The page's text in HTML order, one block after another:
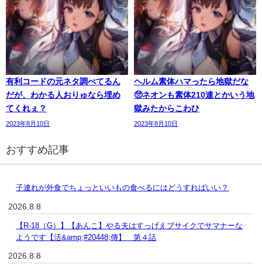
有利コードの元ネタ調べてるん
だが、わかる人おりゅなら埋め
てくれぇ？
2023年8月10日
ヘルム素体ハマったら地獄だな
🥺ネオンも素体210連とかいう地
獄みたからこわひ
2023年8月10日
おすすめ記事
子連れが外食でちょっといいもの食べるにはどうすればいい？
2026.8.8
【R-18（G）】【あんこ】やる夫はすっげえブサイクでサマナーな
ようです【活&amp;#20448;傳】 第４話
2026.8.8